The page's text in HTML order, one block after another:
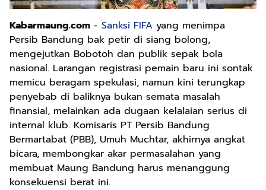
Kabarmaung.com - Sanksi FIFA yang menimpa
Persib Bandung bak petir di siang bolong,
mengejutkan Bobotoh dan publik sepak bola
nasional. Larangan registrasi pemain baru ini sontak
memicu beragam spekulasi, namun kini terungkap
penyebab di baliknya bukan semata masalah
finansial, melainkan ada dugaan kelalaian serius di
internal klub. Komisaris PT Persib Bandung
Bermartabat (PBB), Umuh Muchtar, akhirnya angkat
bicara, membongkar akar permasalahan yang
membuat Maung Bandung harus menanggung
konsekuensi berat ini.